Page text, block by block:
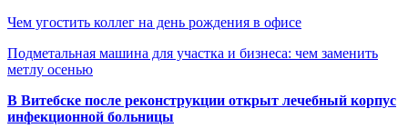
Чем угостить коллег на день рождения в офисе
Подметальная машина для участка и бизнеса: чем заменить
метлу осенью
В Витебске после реконструкции открыт лечебный корпус
инфекционной больницы